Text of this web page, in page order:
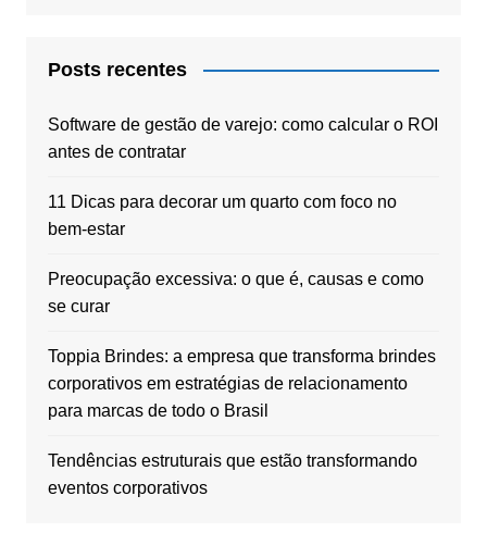
Posts recentes
Software de gestão de varejo: como calcular o ROI
antes de contratar
11 Dicas para decorar um quarto com foco no
bem-estar
Preocupação excessiva: o que é, causas e como
se curar
Toppia Brindes: a empresa que transforma brindes
corporativos em estratégias de relacionamento
para marcas de todo o Brasil
Tendências estruturais que estão transformando
eventos corporativos